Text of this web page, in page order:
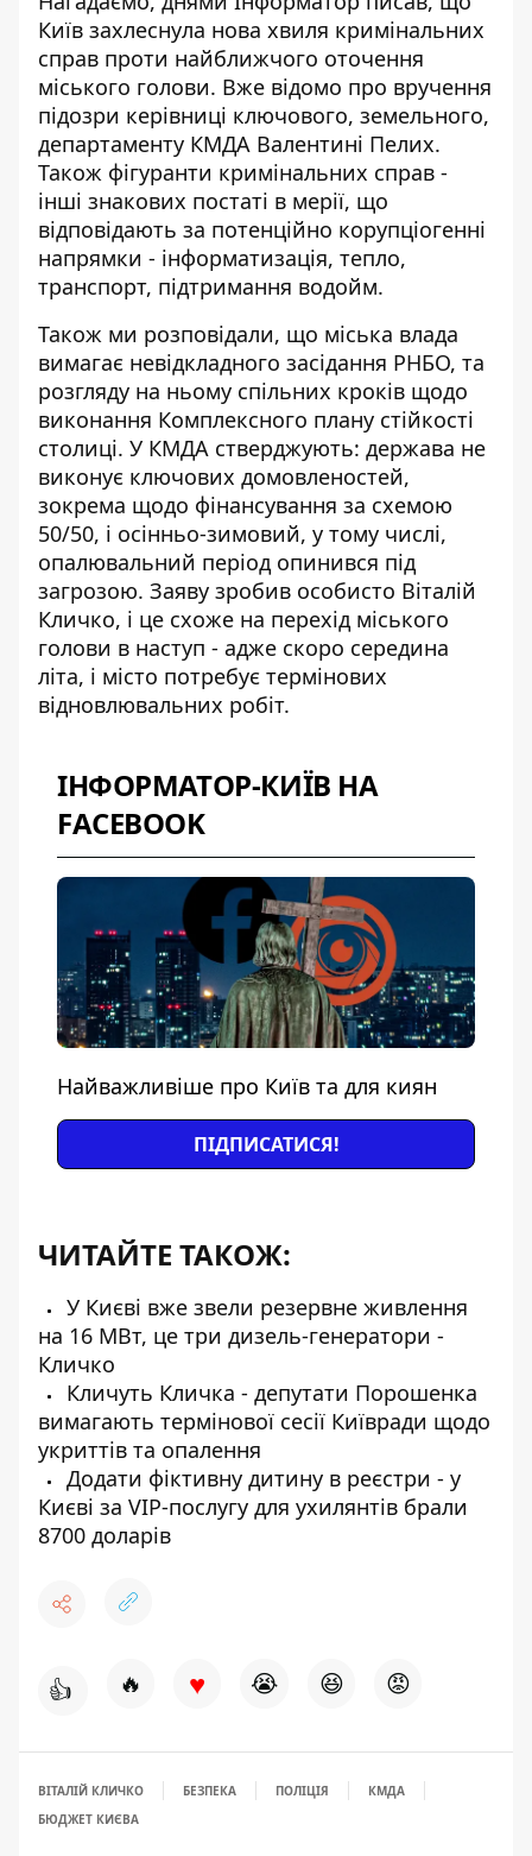
Київ захлеснула нова хвиля кримінальних
справ проти найближчого оточення
міського голови. Вже відомо про вручення
підозри керівниці ключового, земельного,
департаменту КМДА Валентині Пелих.
Також фігуранти кримінальних справ -
інші знакових постаті в мерії, що
відповідають за потенційно корупціогенні
напрямки - інформатизація, тепло,
транспорт, підтримання водойм.
Також ми розповідали, що міська влада
вимагає невідкладного засідання РНБО, та
розгляду на ньому спільних кроків щодо
виконання Комплексного плану стійкості
столиці. У КМДА стверджують: держава не
виконує ключових домовленостей,
зокрема щодо фінансування за схемою
50/50, і осінньо-зимовий, у тому числі,
опалювальний період опинився під
загрозою. Заяву зробив особисто Віталій
Кличко, і це схоже на перехід міського
голови в наступ - адже скоро середина
літа, і місто потребує термінових
відновлювальних робіт.
ІНФОРМАТОР-КИЇВ НА
FACEBOOK
Найважливіше про Київ та для киян
ПІДПИСАТИСЯ!
ЧИТАЙТЕ ТАКОЖ:
У Києві вже звели резервне живлення
на 16 МВт, це три дизель-генератори -
Кличко
Кличуть Кличка - депутати Порошенка
вимагають термінової сесії Київради щодо
укриттів та опалення
Додати фіктивну дитину в реєстри - у
Києві за VIP-послугу для ухилянтів брали
8700 доларів
👍 🔥 ♥ 😭 😆 😡
ВІТАЛІЙ КЛИЧКО БЕЗПЕКА ПОЛІЦІЯ
КМДА
БЮДЖЕТ КИЄВА